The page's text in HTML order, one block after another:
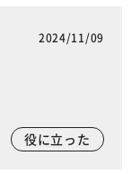
2024/11/09
役に立った